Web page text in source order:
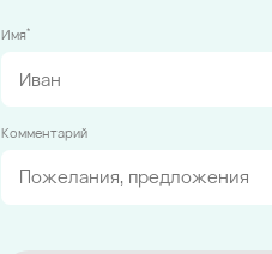
Имя*
Комментарий